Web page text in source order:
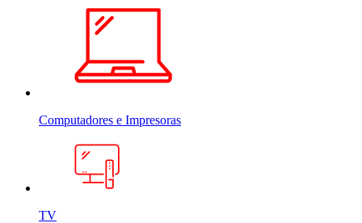
Computadores e Impresoras
TV